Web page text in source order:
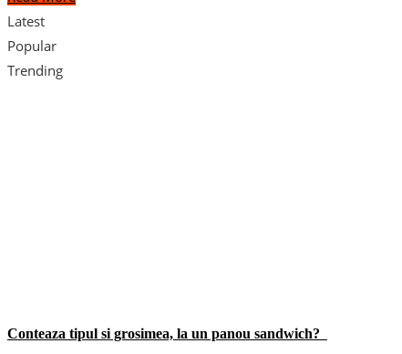
Latest
Popular
Trending
Conteaza tipul si grosimea, la un panou sandwich?